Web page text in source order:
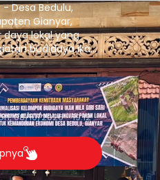
- Desa Bedulu,
Gianyar,
lokal yang
budidaya ikan
08/10/2026 - 19:12